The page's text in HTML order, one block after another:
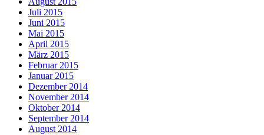
Juli 2015
Juni 2015
Mai 2015
April 2015
März 2015
Februar 2015
Januar 2015
Dezember 2014
November 2014
Oktober 2014
September 2014
August 2014